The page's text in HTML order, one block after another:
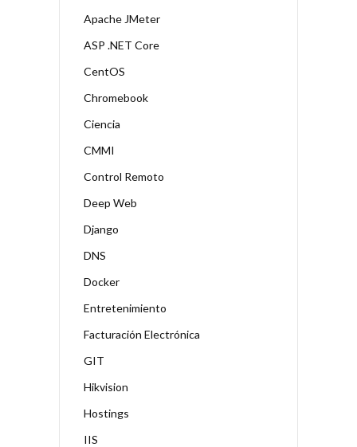
Apache JMeter
ASP .NET Core
CentOS
Chromebook
Ciencia
CMMI
Control Remoto
Deep Web
Django
DNS
Docker
Entretenimiento
Facturación Electrónica
GIT
Hikvision
Hostings
IIS